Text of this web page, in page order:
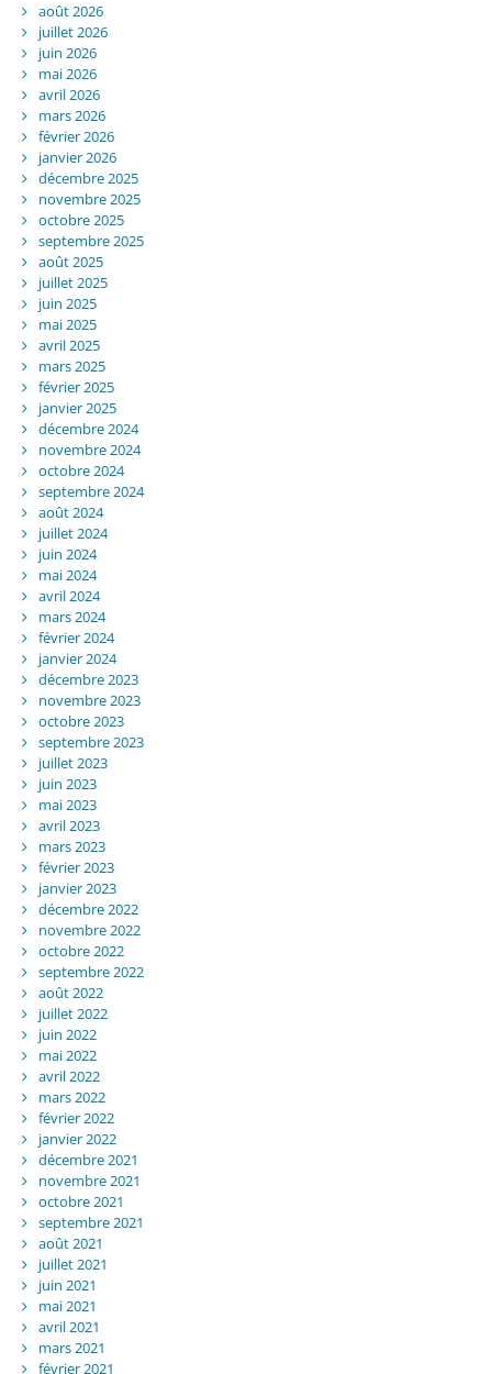
août 2026
juillet 2026
juin 2026
mai 2026
avril 2026
mars 2026
février 2026
janvier 2026
décembre 2025
novembre 2025
octobre 2025
septembre 2025
août 2025
juillet 2025
juin 2025
mai 2025
avril 2025
mars 2025
février 2025
janvier 2025
décembre 2024
novembre 2024
octobre 2024
septembre 2024
août 2024
juillet 2024
juin 2024
mai 2024
avril 2024
mars 2024
février 2024
janvier 2024
décembre 2023
novembre 2023
octobre 2023
septembre 2023
juillet 2023
juin 2023
mai 2023
avril 2023
mars 2023
février 2023
janvier 2023
décembre 2022
novembre 2022
octobre 2022
septembre 2022
août 2022
juillet 2022
juin 2022
mai 2022
avril 2022
mars 2022
février 2022
janvier 2022
décembre 2021
novembre 2021
octobre 2021
septembre 2021
août 2021
juillet 2021
juin 2021
mai 2021
avril 2021
mars 2021
février 2021